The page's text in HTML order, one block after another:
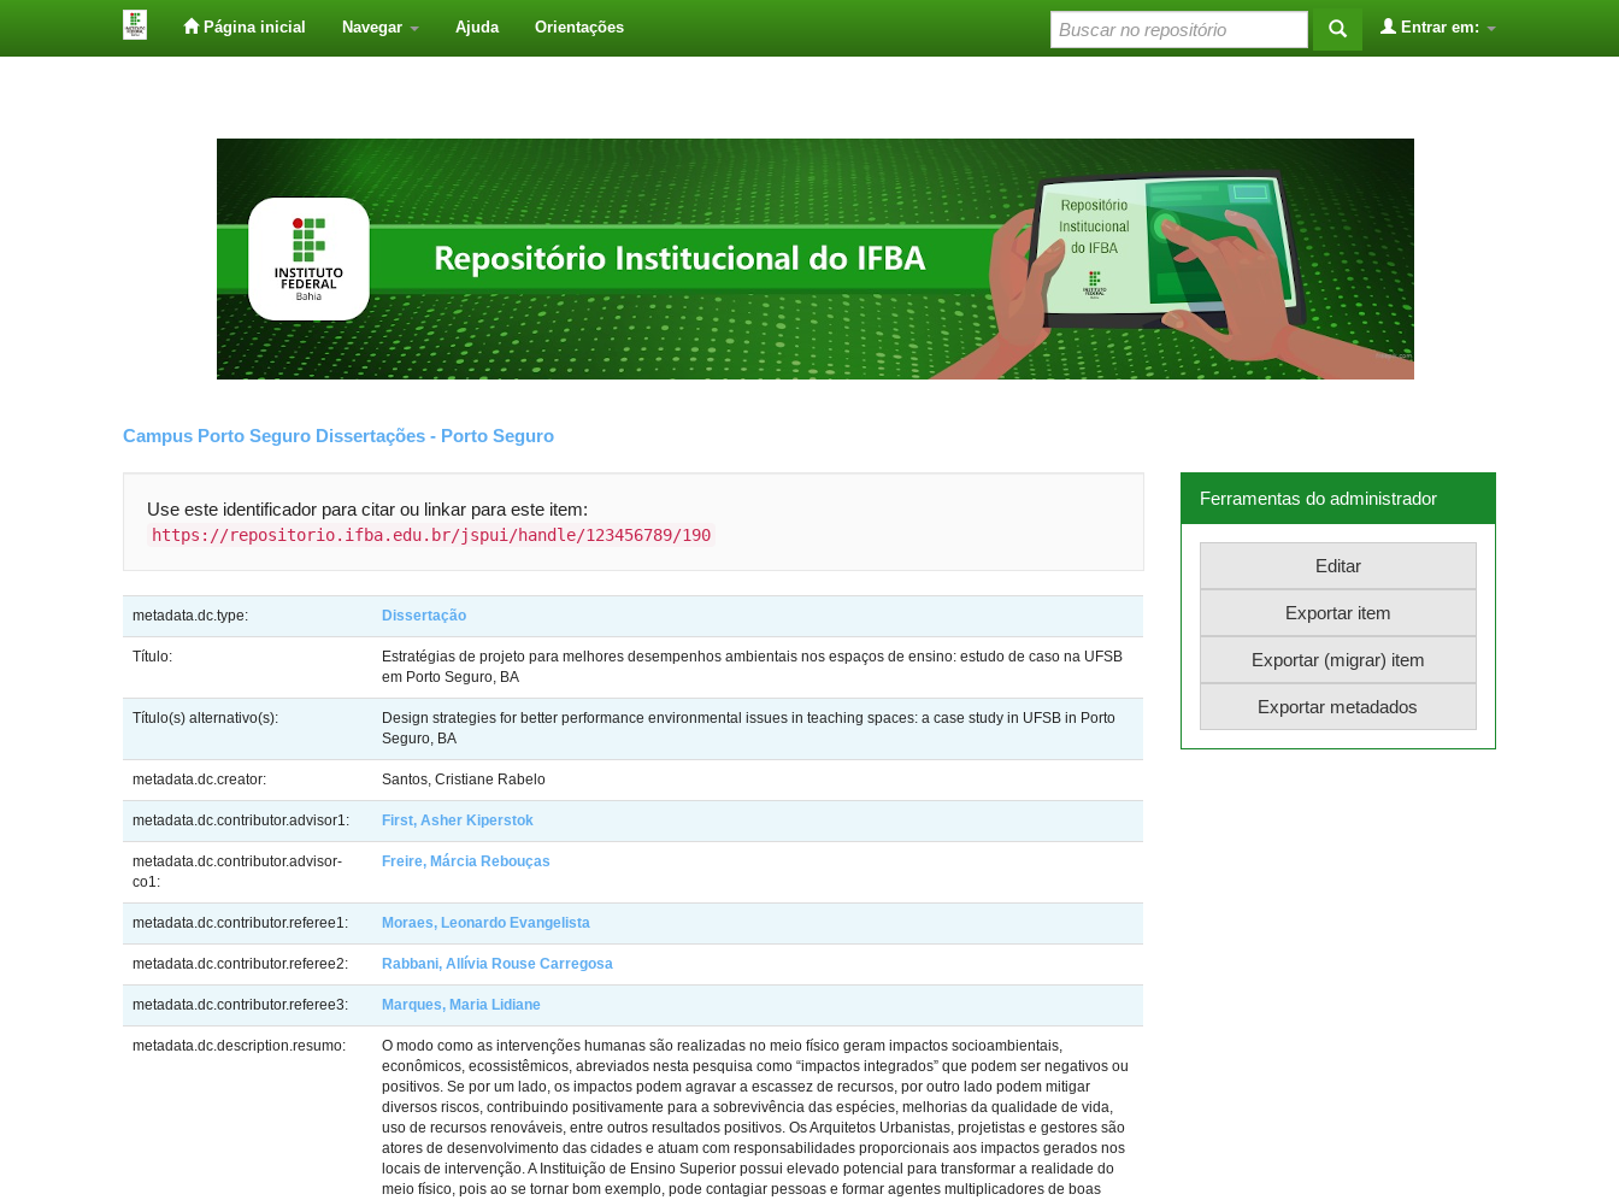
Página inicial Navegar Ajuda Orientações Entrar em:
Campus Porto Seguro Dissertações - Porto Seguro
Use este identificador para citar ou linkar para este item:
https://repositorio.ifba.edu.br/jspui/handle/123456789/190
metadata.dc.type: Dissertação
Título:
Estratégias de projeto para melhores desempenhos ambientais nos espaços de ensino: estudo de caso na UFSB
em Porto Seguro, BA
Título(s) alternativo(s):
Design strategies for better performance environmental issues in teaching spaces: a case study in UFSB in Porto
Seguro, BA
metadata.dc.creator: Santos, Cristiane Rabelo
metadata.dc.contributor.advisor1: First, Asher Kiperstok
metadata.dc.contributor.advisor-
co1:
Freire, Márcia Rebouças
metadata.dc.contributor.referee1: Moraes, Leonardo Evangelista
metadata.dc.contributor.referee2: Rabbani, Allívia Rouse Carregosa
metadata.dc.contributor.referee3: Marques, Maria Lidiane
metadata.dc.description.resumo:
O modo como as intervenções humanas são realizadas no meio físico geram impactos socioambientais,
econômicos, ecossistêmicos, abreviados nesta pesquisa como “impactos integrados” que podem ser negativos ou
positivos. Se por um lado, os impactos podem agravar a escassez de recursos, por outro lado podem mitigar
diversos riscos, contribuindo positivamente para a sobrevivência das espécies, melhorias da qualidade de vida,
uso de recursos renováveis, entre outros resultados positivos. Os Arquitetos Urbanistas, projetistas e gestores são
atores de desenvolvimento das cidades e atuam com responsabilidades proporcionais aos impactos gerados nos
locais de intervenção. A Instituição de Ensino Superior possui elevado potencial para transformar a realidade do
meio físico, pois ao se tornar bom exemplo, pode contagiar pessoas e formar agentes multiplicadores de boas
Ferramentas do administrador